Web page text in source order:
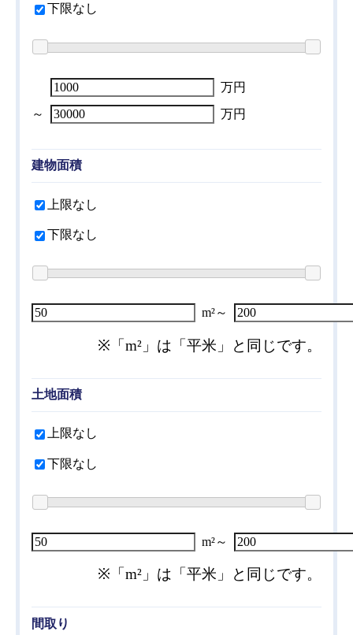
大田区 （48件 /
世田谷区（121件 /205件）
渋谷区（25件 /33件）
中野区（18件 /30件）
豊島区
北区 （18件 /
荒川区 （19件 /
（5件 /5 件）
三鷹市（1件 /1件）
狛江市 （20件 /
横浜市 鶴見区
横浜市 神奈川区（36件 /51件）
横浜市 保土ケ谷区
下限なし
万円
～
万円
建物面積
上限なし
下限なし
m²～
※「m²」は「平米」と同じです。
土地面積
上限なし
下限なし
m²～
※「m²」は「平米」と同じです。
間取り